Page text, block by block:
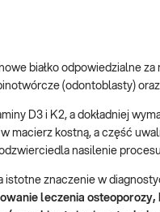
białko odpowiedzialne
(odontoblasty)
D3 i K2, a dokładniej
macierz kostną, a część
nasilenie
istotne znaczenie w
leczenia